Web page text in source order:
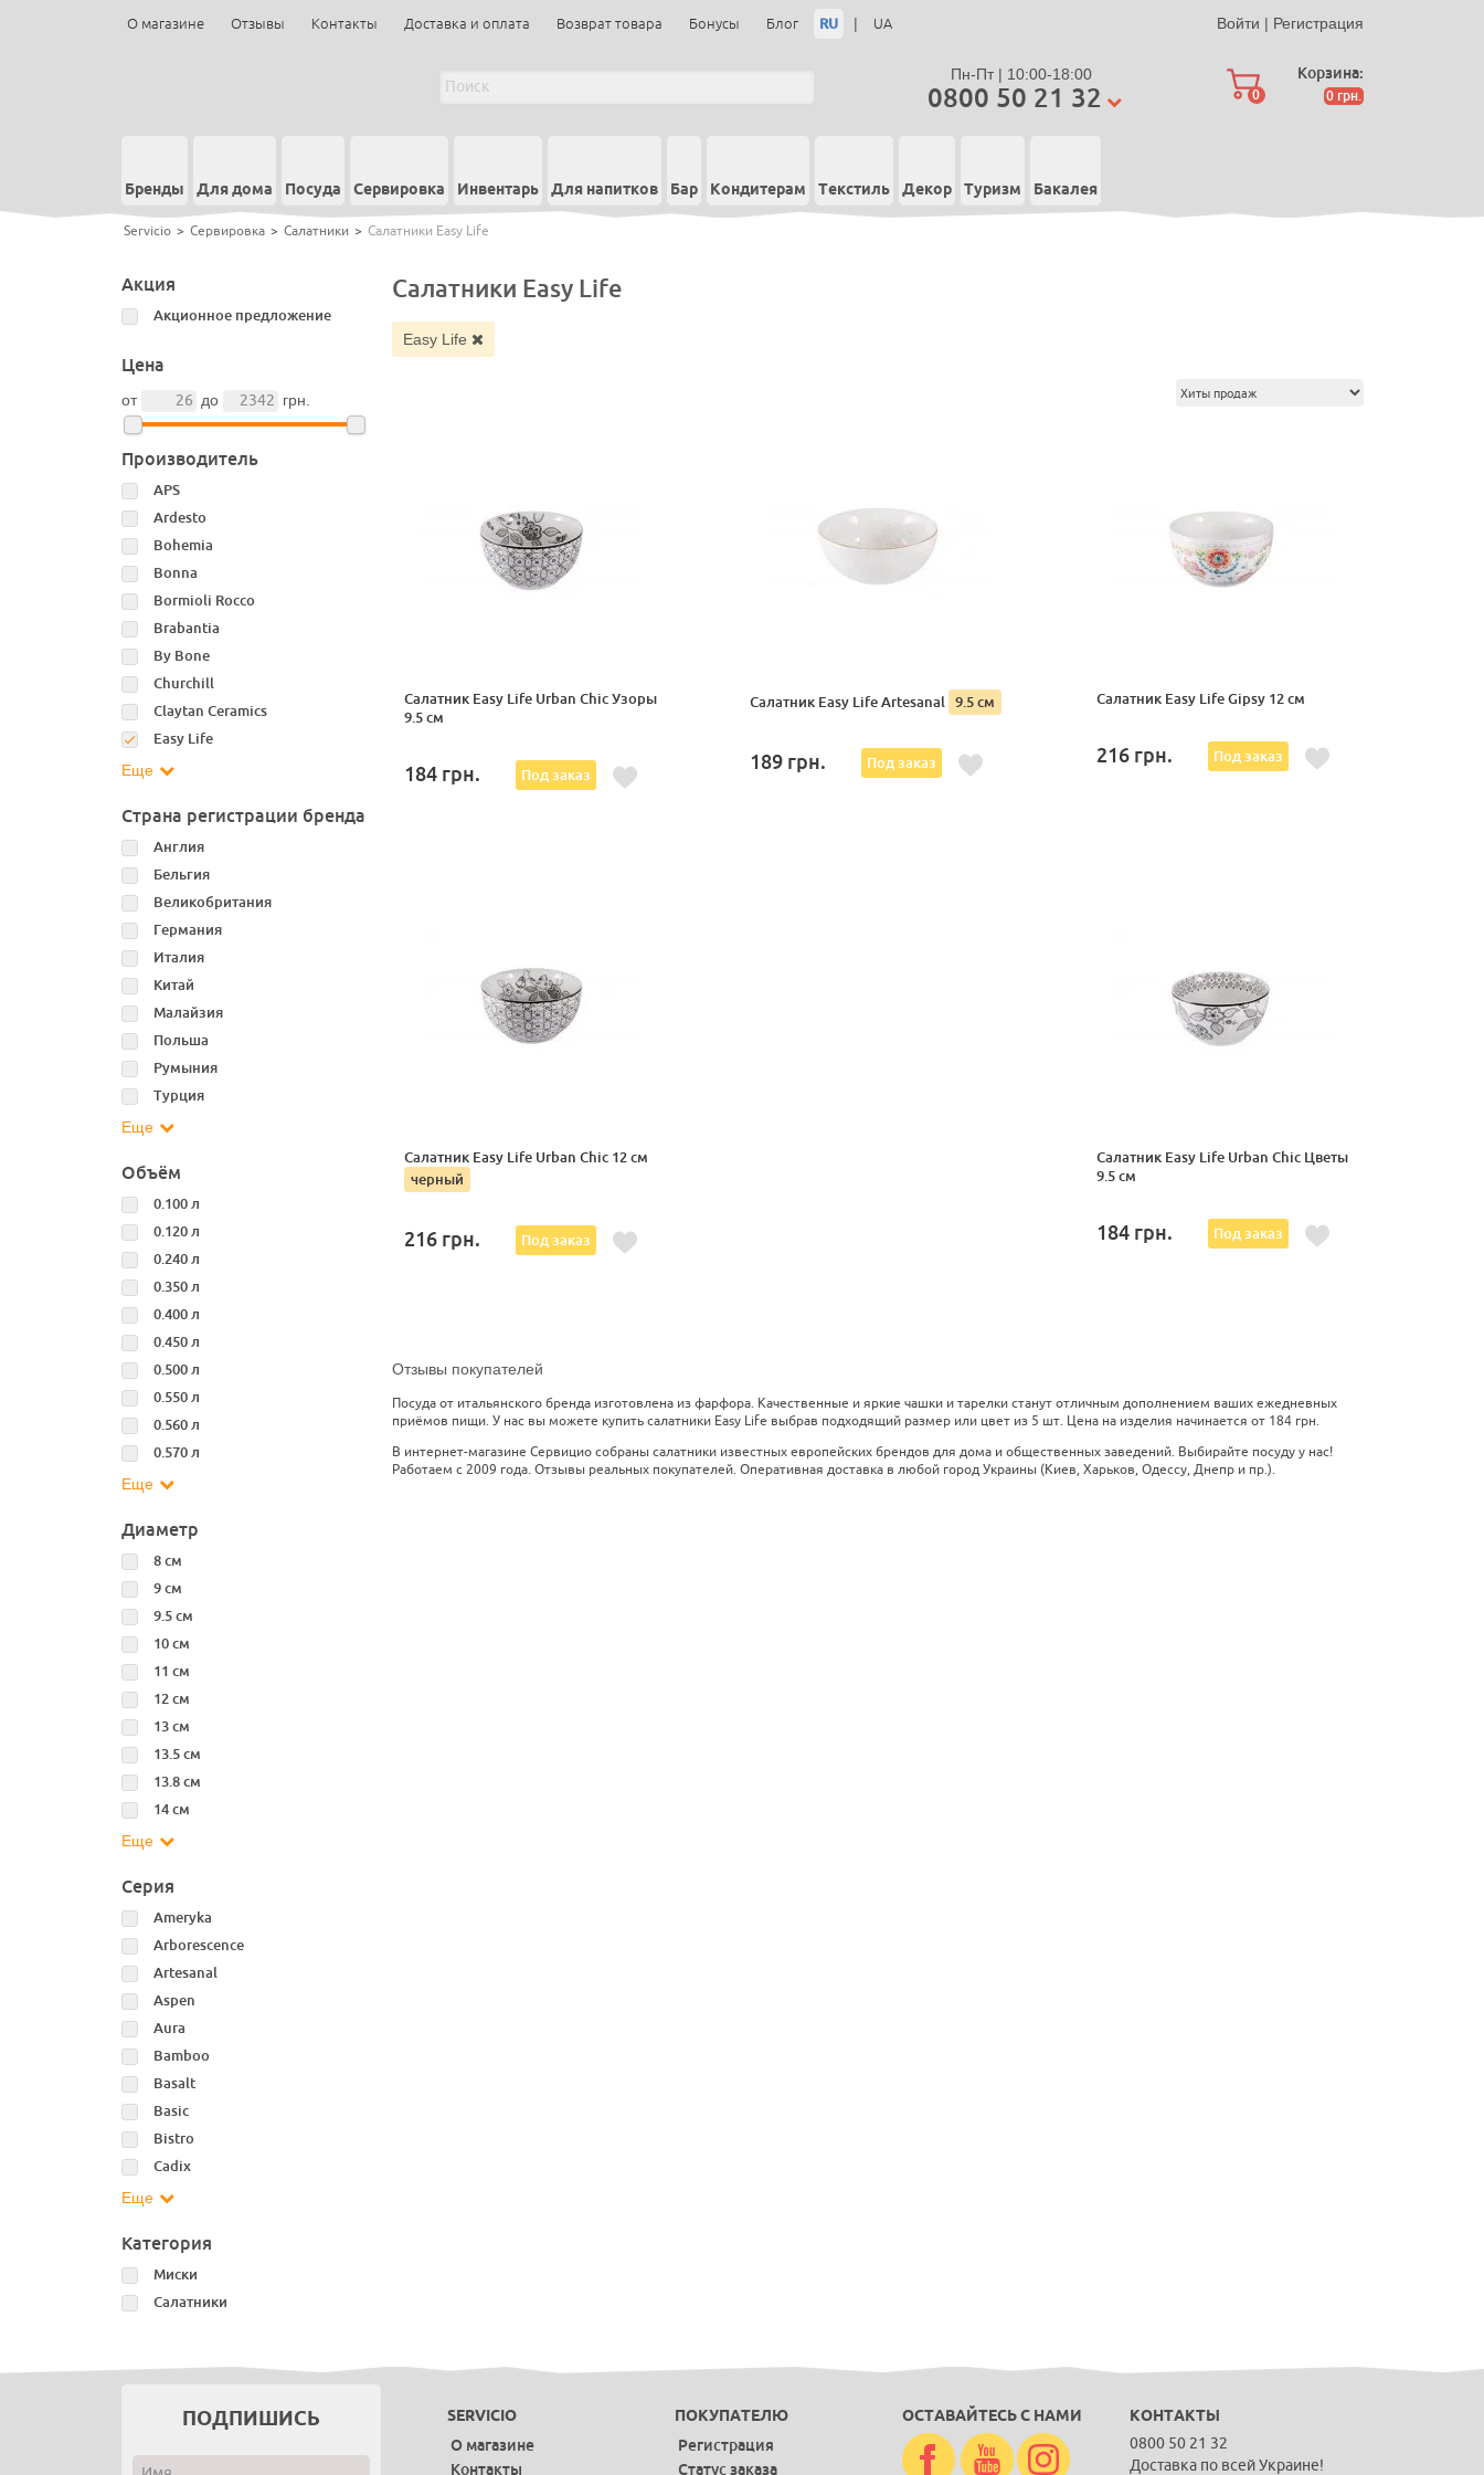
О магазине Отзывы Контакты Доставка и оплата Возврат товара Бонусы Блог RU | UA Войти | Регистрация
Пн-Пт | 10:00-18:00
0800 50 21 32 0
Корзина:
0 грн.
Бренды Для дома Посуда Сервировка Инвентарь Для напитков Бар Кондитерам Текстиль Декор Туризм Бакалея
Servicio > Сервировка > Салатники > Салатники Easy Life
Акция
Акционное предложение
Цена
от до грн.
Производитель
APS
Ardesto
Bohemia
Bonna
Bormioli Rocco
Brabantia
By Bone
Churchill
Claytan Ceramics
Easy Life
Еще
Страна регистрации бренда
Англия
Бельгия
Великобритания
Германия
Италия
Китай
Малайзия
Польша
Румыния
Турция
Еще
Объём
0.100 л
0.120 л
0.240 л
0.350 л
0.400 л
0.450 л
0.500 л
0.550 л
0.560 л
0.570 л
Еще
Диаметр
8 см
9 см
9.5 см
10 см
11 см
12 см
13 см
13.5 см
13.8 см
14 см
Еще
Серия
Ameryka
Arborescence
Artesanal
Aspen
Aura
Bamboo
Basalt
Basic
Bistro
Cadix
Еще
Категория
Миски
Салатники
Салатники Easy Life
Easy Life
Салатник Easy Life Urban Chic Узоры
9.5 см
184 грн. Под заказ
Салатник Easy Life Artesanal 9.5 см
189 грн. Под заказ
Салатник Easy Life Gipsy 12 см
216 грн. Под заказ
Салатник Easy Life Urban Chic 12 см
черный
216 грн. Под заказ
Салатник Easy Life Urban Chic Цветы
9.5 см
184 грн. Под заказ
Отзывы покупателей
Посуда от итальянского бренда изготовлена из фарфора. Качественные и яркие чашки и тарелки станут отличным дополнением ваших ежедневных
приёмов пищи. У нас вы можете купить салатники Easy Life выбрав подходящий размер или цвет из 5 шт. Цена на изделия начинается от 184 грн.
В интернет-магазине Сервицио собраны салатники известных европейских брендов для дома и общественных заведений. Выбирайте посуду у нас!
Работаем с 2009 года. Отзывы реальных покупателей. Оперативная доставка в любой город Украины (Киев, Харьков, Одессу, Днепр и пр.).
ПОДПИШИСЬ SERVICIO
О магазине
Контакты
ПОКУПАТЕЛЮ
Регистрация
Статус заказа
ОСТАВАЙТЕСЬ С НАМИ КОНТАКТЫ
0800 50 21 32
Доставка по всей Украине!